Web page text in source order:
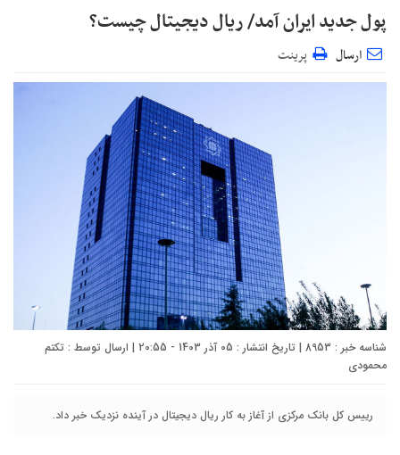
پول جدید ایران آمد/ ریال دیجیتال چیست؟
ارسال پرینت
شناسه خبر : 8953 | تاریخ انتشار : 05 آذر 1403 - 20:55 | ارسال توسط :
تکتم
محمودی
رییس کل بانک مرکزی از آغاز به کار ریال دیجیتال در آینده نزدیک خبر داد.